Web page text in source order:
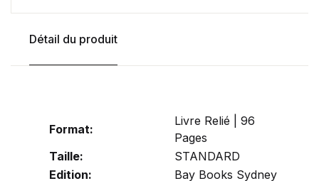
Détail du produit
Format:
Livre Relié | 96
Pages
Taille:
STANDARD
Edition:
Bay Books Sydney